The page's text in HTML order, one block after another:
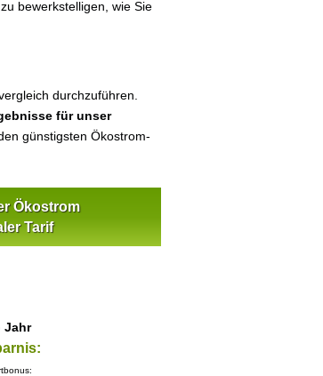
bewerkstelligen, wie Sie
durchzuführen.
für unser
günstigsten Ökostrom-
Ökostrom
Tarif
Jahr